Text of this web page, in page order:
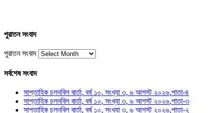
পুরাতন সংবাদ
পুরাতন সংবাদ
সর্বশেষ সংবাদ
সাপ্তাহিক চলনবিল বার্তা, বর্ষ ১০, সংখ্যা ৩, ৬ আগস্ট ২০২৬,পাতা-৪
সাপ্তাহিক চলনবিল বার্তা, বর্ষ ১০, সংখ্যা ৩, ৬ আগস্ট ২০২৬,পাতা-৩
সাপ্তাহিক চলনবিল বার্তা, বর্ষ ১০, সংখ্যা ৩, ৬ আগস্ট ২০২৬,পাতা-২